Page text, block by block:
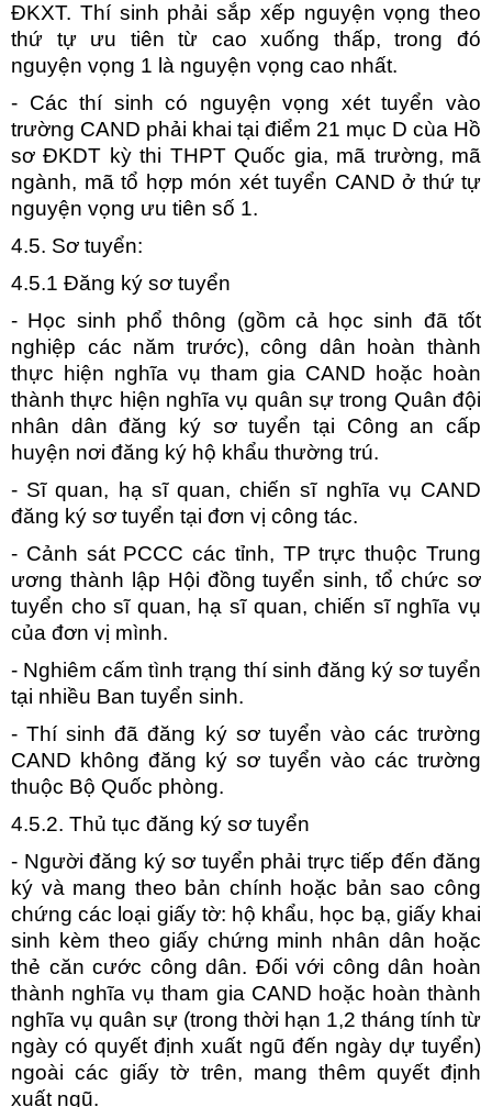
ĐKXT. Thí sinh phải sắp xếp nguyện vọng theo
thứ tự ưu tiên từ cao xuống thấp, trong đó
nguyện vọng 1 là nguyện vọng cao nhất.
- Các thí sinh có nguyện vọng xét tuyển vào
trường CAND phải khai tại điểm 21 mục D cùa Hồ
sơ ĐKDT kỳ thi THPT Quốc gia, mã trường, mã
ngành, mã tổ hợp món xét tuyển CAND ở thứ tự
nguyện vọng ưu tiên số 1.
4.5. Sơ tuyển:
4.5.1 Đăng ký sơ tuyển
- Học sinh phổ thông (gồm cả học sinh đã tốt
nghiệp các năm trước), công dân hoàn thành
thực hiện nghĩa vụ tham gia CAND hoặc hoàn
thành thực hiện nghĩa vụ quân sự trong Quân đội
nhân dân đăng ký sơ tuyển tại Công an cấp
huyện nơi đăng ký hộ khẩu thường trú.
- Sĩ quan, hạ sĩ quan, chiến sĩ nghĩa vụ CAND
đăng ký sơ tuyển tại đơn vị công tác.
- Cảnh sát PCCC các tỉnh, TP trực thuộc Trung
ương thành lập Hội đồng tuyển sinh, tổ chức sơ
tuyển cho sĩ quan, hạ sĩ quan, chiến sĩ nghĩa vụ
của đơn vị mình.
- Nghiêm cấm tình trạng thí sinh đăng ký sơ tuyển
tại nhiều Ban tuyển sinh.
- Thí sinh đã đăng ký sơ tuyển vào các trường
CAND không đăng ký sơ tuyển vào các trường
thuộc Bộ Quốc phòng.
4.5.2. Thủ tục đăng ký sơ tuyển
- Người đăng ký sơ tuyển phải trực tiếp đến đăng
ký và mang theo bản chính hoặc bản sao công
chứng các loại giấy tờ: hộ khẩu, học bạ, giấy khai
sinh kèm theo giấy chứng minh nhân dân hoặc
thẻ căn cước công dân. Đối với công dân hoàn
thành nghĩa vụ tham gia CAND hoặc hoàn thành
nghĩa vụ quân sự (trong thời hạn 1,2 tháng tính từ
ngày có quyết định xuất ngũ đến ngày dự tuyển)
ngoài các giấy tờ trên, mang thêm quyết định
xuất ngũ.